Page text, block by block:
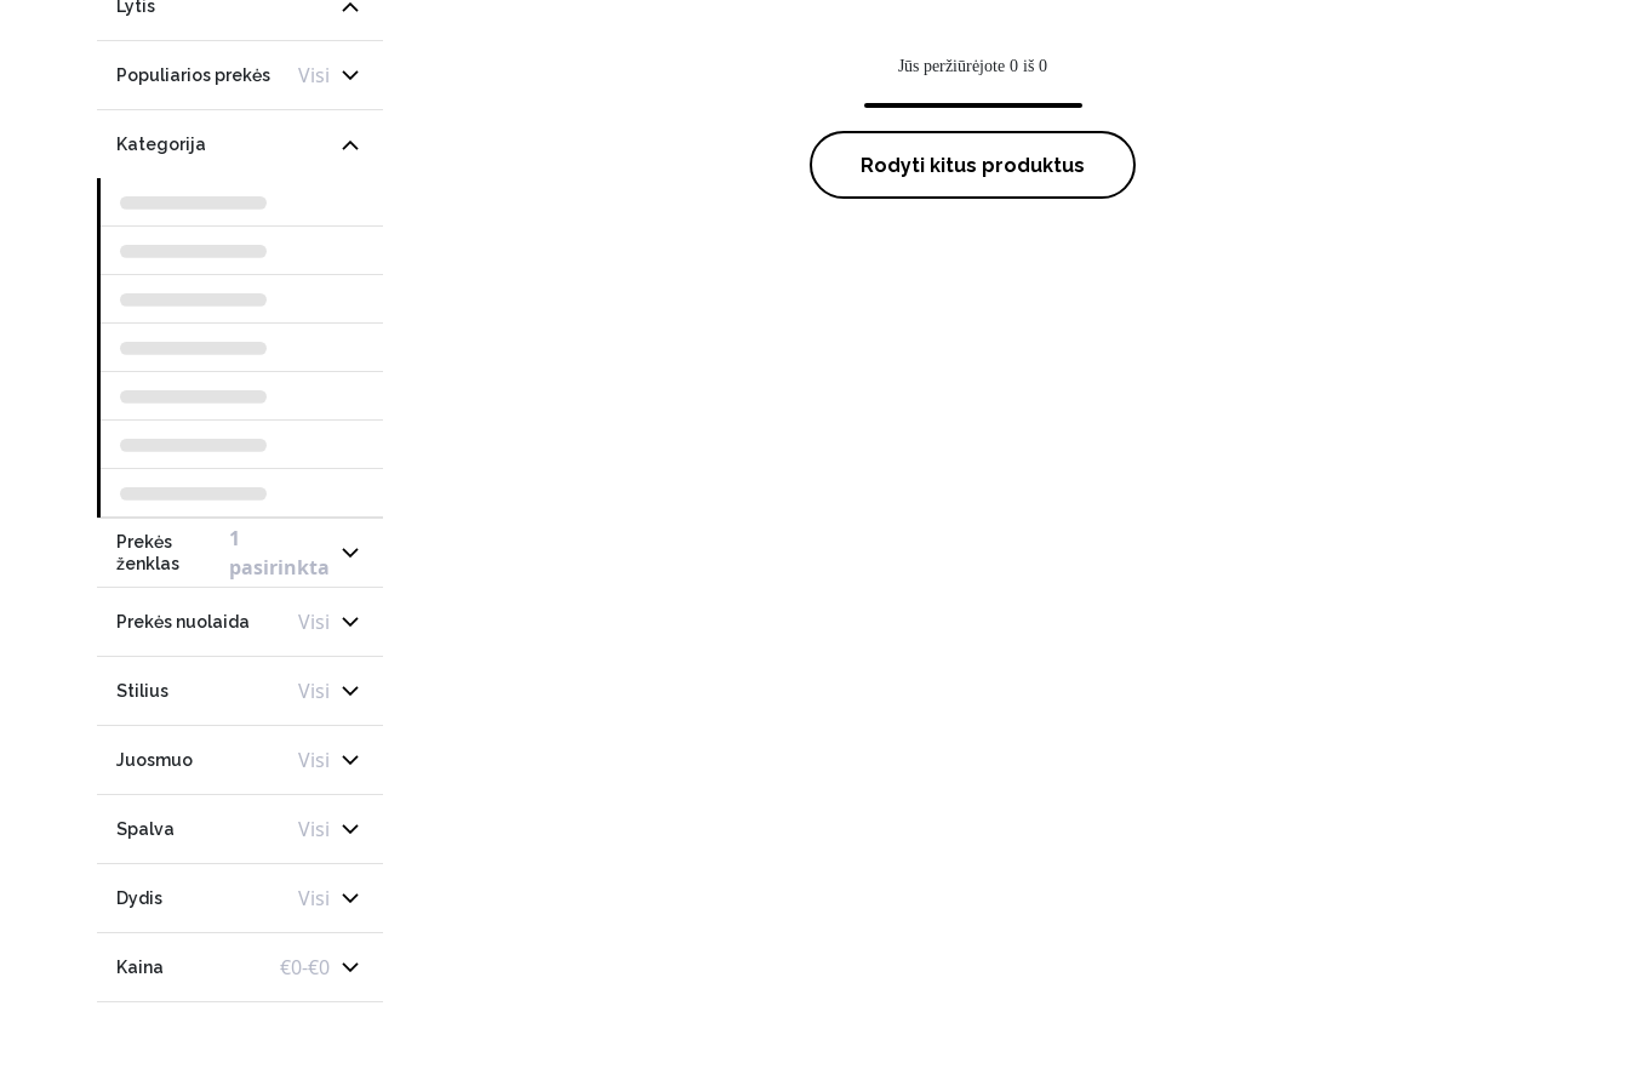
Lytis
Populiarios prekės Visi
Kategorija
Prekės
ženklas
1
pasirinkta
Prekės nuolaida Visi
Stilius Visi
Juosmuo Visi
Spalva Visi
Dydis Visi
Kaina €0-€0
Jūs peržiūrėjote 0 iš 0
Rodyti kitus produktus